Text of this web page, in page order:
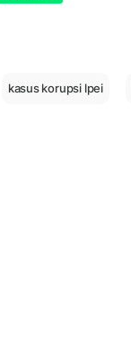
kasus korupsi lpei